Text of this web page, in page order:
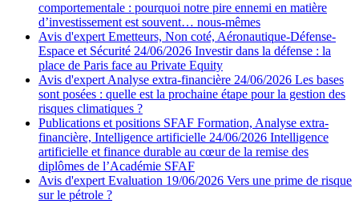
comportementale : pourquoi notre pire ennemi en matière
d’investissement est souvent… nous-mêmes
Avis d'expert Emetteurs, Non coté, Aéronautique-Défense-
Espace et Sécurité 24/06/2026 Investir dans la défense : la
place de Paris face au Private Equity
Avis d'expert Analyse extra-financière 24/06/2026 Les bases
sont posées : quelle est la prochaine étape pour la gestion des
risques climatiques ?
Publications et positions SFAF Formation, Analyse extra-
financière, Intelligence artificielle 24/06/2026 Intelligence
artificielle et finance durable au cœur de la remise des
diplômes de l’Académie SFAF
Avis d'expert Evaluation 19/06/2026 Vers une prime de risque
sur le pétrole ?